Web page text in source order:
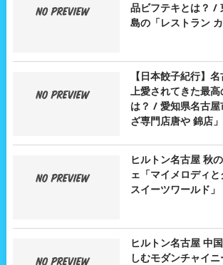
品ビフテキとは？ /
島の「レストラン カ
【日本餃子紀行】
上愛されてきた最高
は？ / 愛知県名古屋
ざ専門店唐や 錦店」
ヒルトン名古屋 秋
ェ「マイメロディ
スイーツワールド」
ヒルトン名古屋 中
しむモダンチャイ